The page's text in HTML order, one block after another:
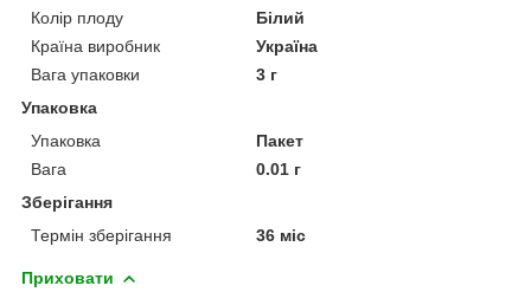
Колір плоду
Білий
Країна виробник
Україна
Вага упаковки
3 г
Упаковка
Упаковка
Пакет
Вага
0.01 г
Зберігання
Термін зберігання
36 міс
Приховати